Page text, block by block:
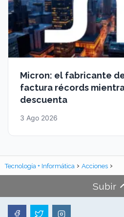
Micron: el fabricante
factura récords
descuenta
3 Ago 2026
Tecnología + Informática Acciones
Subir